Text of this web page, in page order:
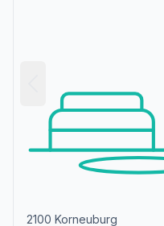
2100 Korneuburg